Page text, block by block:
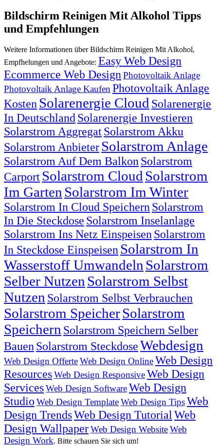
Bildschirm Reinigen Mit Alkohol Tipps
und Empfehlungen
Weitere Informationen über Bildschirm Reinigen Mit Alkohol,
Empfhelungen und Angebote: Easy Web Design
Ecommerce Web Design Photovoltaik Anlage
Photovoltaik Anlage Kaufen Photovoltaik Anlage
Kosten Solarenergie Cloud Solarenergie
In Deutschland Solarenergie Investieren
Solarstrom AggregatSolarstrom Akku
Solarstrom Anbieter Solarstrom Anlage
Solarstrom Auf Dem Balkon Solarstrom
Carport Solarstrom Cloud Solarstrom
Im Garten Solarstrom Im Winter
Solarstrom In Cloud Speichern Solarstrom
In Die Steckdose Solarstrom Inselanlage
Solarstrom Ins Netz Einspeisen Solarstrom
In Steckdose Einspeisen Solarstrom In
Wasserstoff Umwandeln Solarstrom
Selber Nutzen Solarstrom Selbst
Nutzen Solarstrom Selbst Verbrauchen
Solarstrom SpeicherSolarstrom
Speichern Solarstrom Speichern Selber
Bauen Solarstrom SteckdoseWebdesign
Web Design OfferteWeb Design OnlineWeb Design
ResourcesWeb Design ResponsiveWeb Design
ServicesWeb Design SoftwareWeb Design
Studio Web Design TemplateWeb Design TipsWeb
Design TrendsWeb Design Tutorial Web
Design WallpaperWeb Design WebsiteWeb
Design Work. Bitte schauen Sie sich um!